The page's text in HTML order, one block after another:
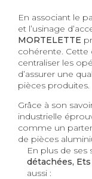
En associant le
et l’usinage
MORTELETTE
cohérente.
centraliser les
d’assurer une
pièces produites.
Grâce à son
industrielle
comme un
de pièces
En plus de ses
détachées,
aussi :